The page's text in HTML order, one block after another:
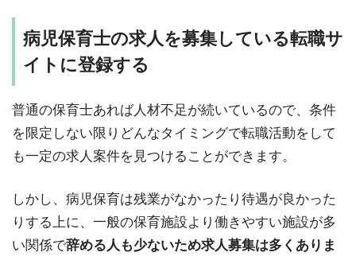
病児保育士の求人を募集している転職サ
イトに登録する
普通の保育士あれば人材不足が続いているので、条件
を限定しない限りどんなタイミングで転職活動をして
も一定の求人案件を見つけることができます。
しかし、病児保育は残業がなかったり待遇が良かった
りする上に、一般の保育施設より働きやすい施設が多
い関係で辞める人も少ないため求人募集は多くありま